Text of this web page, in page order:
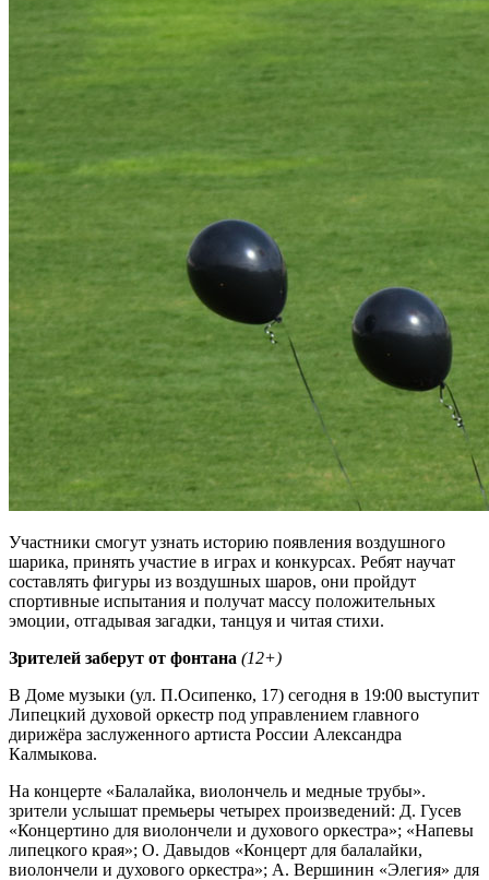
Участники смогут узнать историю появления воздушного
шарика, принять участие в играх и конкурсах. Ребят научат
составлять фигуры из воздушных шаров, они пройдут
спортивные испытания и получат массу положительных
эмоции, отгадывая загадки, танцуя и читая стихи.
Зрителей заберут от фонтана (12+)
В Доме музыки (ул. П.Осипенко, 17) сегодня в 19:00 выступит
Липецкий духовой оркестр под управлением главного
дирижёра заслуженного артиста России Александра
Калмыкова.
На концерте «Балалайка, виолончель и медные трубы».
зрители услышат премьеры четырех произведений: Д. Гусев
«Концертино для виолончели и духового оркестра»; «Напевы
липецкого края»; О. Давыдов «Концерт для балалайки,
виолончели и духового оркестра»; А. Вершинин «Элегия» для